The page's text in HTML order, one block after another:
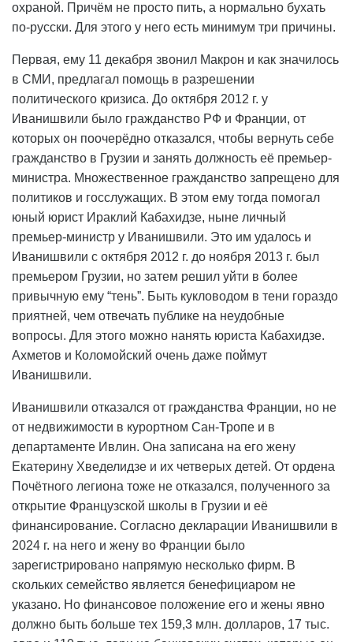
охраной. Причём не просто пить, а нормально бухать
по-русски. Для этого у него есть минимум три причины.
Первая, ему 11 декабря звонил Макрон и как значилось
в СМИ, предлагал помощь в разрешении
политического кризиса. До октября 2012 г. у
Иванишвили было гражданство РФ и Франции, от
которых он поочерёдно отказался, чтобы вернуть себе
гражданство в Грузии и занять должность её премьер-
министра. Множественное гражданство запрещено для
политиков и госслужащих. В этом ему тогда помогал
юный юрист Ираклий Кабахидзе, ныне личный
премьер-министр у Иванишвили. Это им удалось и
Иванишвили с октября 2012 г. до ноября 2013 г. был
премьером Грузии, но затем решил уйти в более
привычную ему “тень”. Быть кукловодом в тени гораздо
приятней, чем отвечать публике на неудобные
вопросы. Для этого можно нанять юриста Кабахидзе.
Ахметов и Коломойский очень даже поймут
Иванишвили.
Иванишвили отказался от гражданства Франции, но не
от недвижимости в курортном Сан-Тропе и в
департаменте Ивлин. Она записана на его жену
Екатерину Хведелидзе и их четверых детей. От ордена
Почётного легиона тоже не отказался, полученного за
открытие Французской школы в Грузии и её
финансирование. Согласно декларации Иванишвили в
2024 г. на него и жену во Франции было
зарегистрировано напрямую несколько фирм. В
скольких семейство является бенефициаром не
указано. Но финансовое положение его и жены явно
должно быть больше тех 159,3 млн. долларов, 17 тыс.